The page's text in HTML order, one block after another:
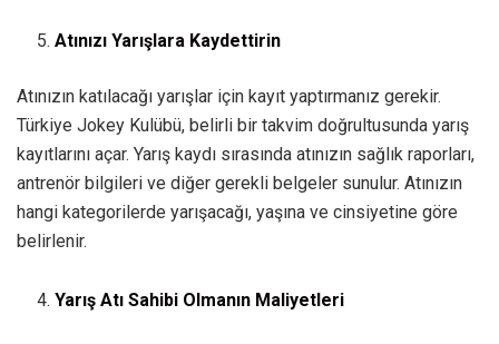
Atınızı Yarışlara Kaydettirin
Atınızın katılacağı yarışlar için kayıt yaptırmanız gerekir.
Türkiye Jokey Kulübü, belirli bir takvim doğrultusunda yarış
kayıtlarını açar. Yarış kaydı sırasında atınızın sağlık raporları,
antrenör bilgileri ve diğer gerekli belgeler sunulur. Atınızın
hangi kategorilerde yarışacağı, yaşına ve cinsiyetine göre
belirlenir.
Yarış Atı Sahibi Olmanın Maliyetleri